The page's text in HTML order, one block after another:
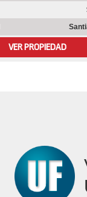
VER PROPIEDAD